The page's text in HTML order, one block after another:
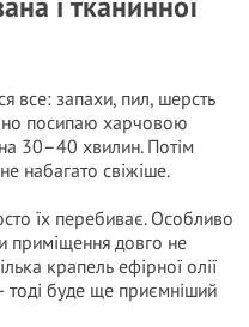
все: запахи, пил, шерсть
посипаю харчовою
30–40 хвилин. Потім
набагато свіжіше.
їх перебиває. Особливо
приміщення довго не
крапель ефірної олії
буде ще приємніший